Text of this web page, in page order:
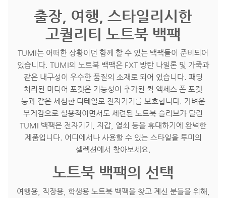
출장, 여행, 스타일리시한
고퀄리티 노트북 백팩
TUMI는 어떠한 상황이던 함께 할 수 있는 백팩들이 준비되어
있습니다. TUMI의 노트북 백팩은 FXT 방탄 나일론 및 가죽과
같은 내구성이 우수한 품질의 소재로 되어 있습니다. 패딩
처리된 미디어 포켓은 기능성이 추가된 퀵 액세스 폰 포켓
등과 같은 세심한 디테일로 전자기기를 보호합니다. 가벼운
무게감으로 실용적이면서도 세련된 노트북 슬리브가 달린
TUMI 백팩은 전자기기, 지갑, 열쇠 등을 휴대하기에 완벽한
제품입니다. 어디에서나 사용할 수 있는 스타일을 투미의
셀렉션에서 찾아보세요.
노트북 백팩의 선택
여행용, 직장용, 학생용 노트북 백팩을 찾고 계신 분들을 위해,